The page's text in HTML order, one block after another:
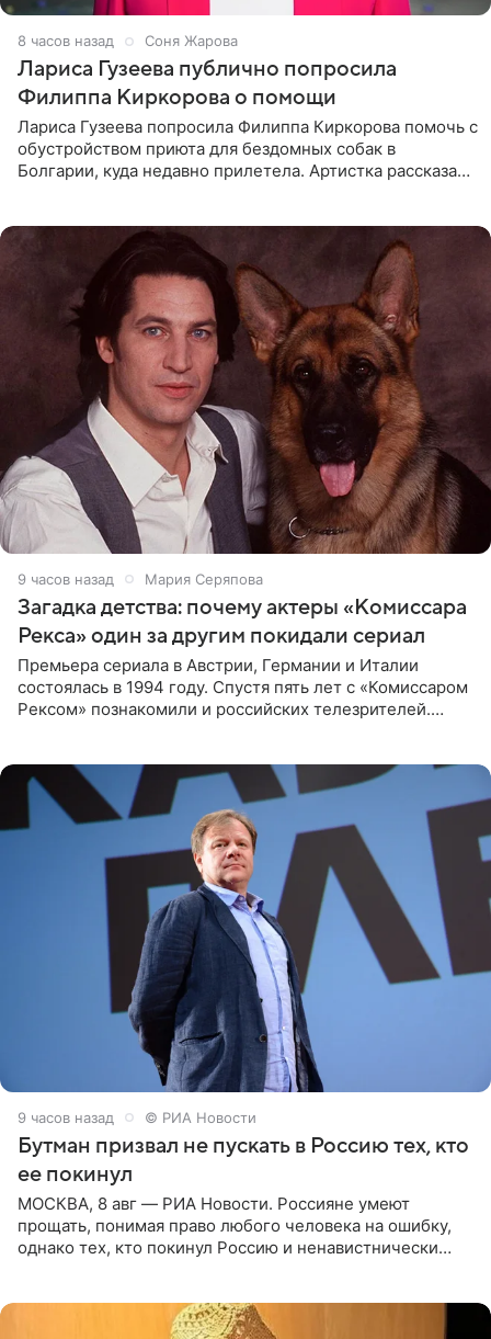
8 часов назад Соня Жарова
Лариса Гузеева публично попросила
Филиппа Киркорова о помощи
Лариса Гузеева попросила Филиппа Киркорова помочь с
обустройством приюта для бездомных собак в
Болгарии, куда недавно прилетела. Артистка рассказала
9 часов назад Мария Серяпова
Загадка детства: почему актеры «Комиссара
Рекса» один за другим покидали сериал
Премьера сериала в Австрии, Германии и Италии
состоялась в 1994 году. Спустя пять лет с «Комиссаром
Рексом» познакомили и российских телезрителей.
9 часов назад © РИА Новости
Бутман призвал не пускать в Россию тех, кто
ее покинул
МОСКВА, 8 авг — РИА Новости. Россияне умеют
прощать, понимая право любого человека на ошибку,
однако тех, кто покинул Россию и ненавистнически